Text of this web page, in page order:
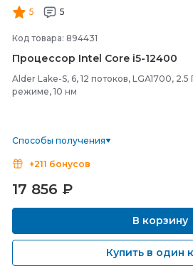
5 5
Код товара: 894431
Процессор Intel Core i5-12400
Alder Lake-S, 6, 12 потоков, LGA1700, 2.5
режиме, 10 нм
Способы получения
+211 бонусов
17 856 ₽
В корзину
Купить в один